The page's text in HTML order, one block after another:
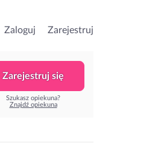
Zaloguj Zarejestruj
Zarejestruj się
Szukasz opiekuna?
Znajdź opiekuna